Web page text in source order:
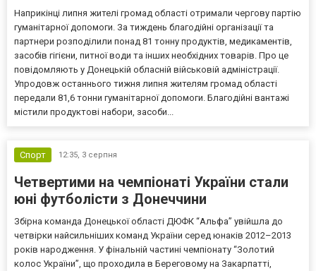
Наприкінці липня жителі громад області отримали чергову партію
гуманітарної допомоги. За тиждень благодійні організації та
партнери розподілили понад 81 тонну продуктів, медикаментів,
засобів гігієни, питної води та інших необхідних товарів. Про це
повідомляють у Донецькій обласній військовій адміністрації.
Упродовж останнього тижня липня жителям громад області
передали 81,6 тонни гуманітарної допомоги. Благодійні вантажі
містили продуктові набори, засоби...
Спорт 12:35, 3 серпня
Четвертими на чемпіонаті України стали
юні футболісти з Донеччини
Збірна команда Донецької області ДЮФК “Альфа” увійшла до
четвірки найсильніших команд України серед юнаків 2012–2013
років народження. У фінальній частині чемпіонату “Золотий
колос України”, що проходила в Береговому на Закарпатті,